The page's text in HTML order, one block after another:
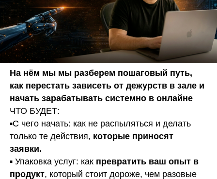
На нём мы мы разберем пошаговый путь,
как перестать зависеть от дежурств в зале и
начать зарабатывать системно в онлайне
ЧТО БУДЕТ:
▪️С чего начать: как не распыляться и делать
только те действия, которые приносят
заявки.
▪️ Упаковка услуг: как превратить ваш опыт в
продукт, который стоит дороже, чем разовые